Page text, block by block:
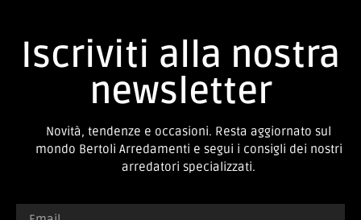
Iscriviti alla nostra
newsletter
Novità, tendenze e occasioni. Resta aggiornato sul
mondo Bertoli Arredamenti e segui i consigli dei nostri
arredatori specializzati.